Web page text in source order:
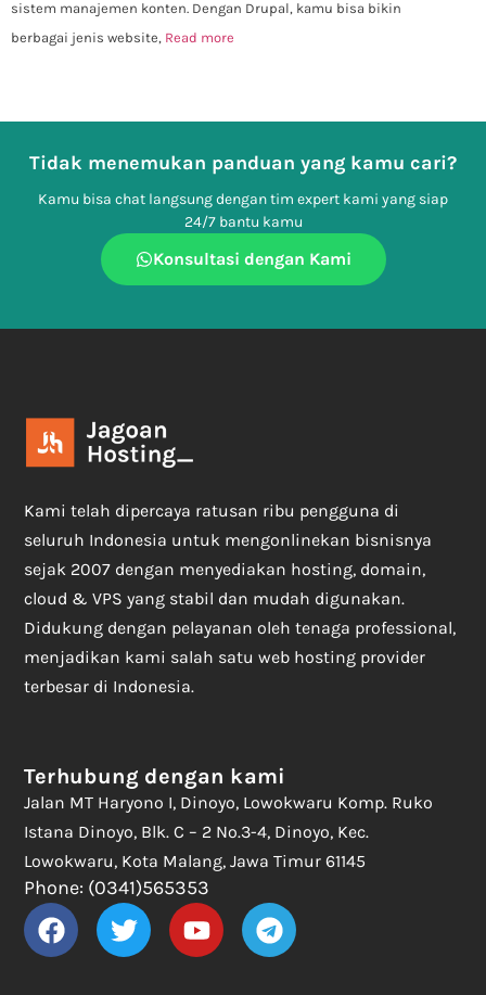
sistem manajemen konten. Dengan Drupal, kamu bisa bikin
berbagai jenis website, Read more
Tidak menemukan panduan yang kamu cari?
Kamu bisa chat langsung dengan tim expert kami yang siap
24/7 bantu kamu
Konsultasi dengan Kami
Kami telah dipercaya ratusan ribu pengguna di
seluruh Indonesia untuk mengonlinekan bisnisnya
sejak 2007 dengan menyediakan hosting, domain,
cloud & VPS yang stabil dan mudah digunakan.
Didukung dengan pelayanan oleh tenaga professional,
menjadikan kami salah satu web hosting provider
terbesar di Indonesia.
Terhubung dengan kami
Jalan MT Haryono I, Dinoyo, Lowokwaru Komp. Ruko
Istana Dinoyo, Blk. C – 2 No.3-4, Dinoyo, Kec.
Lowokwaru, Kota Malang, Jawa Timur 61145
Phone: (0341)565353